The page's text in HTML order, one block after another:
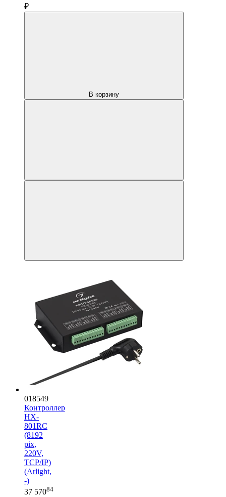
₽
В корзину
018549
Контроллер
HX-
801RC
(8192
pix,
220V,
TCP/IP)
(Arlight,
-)
37 57084